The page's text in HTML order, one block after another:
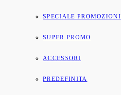
SPECIALE PROMOZIONI
SUPER PROMO
ACCESSORI
PREDEFINITA